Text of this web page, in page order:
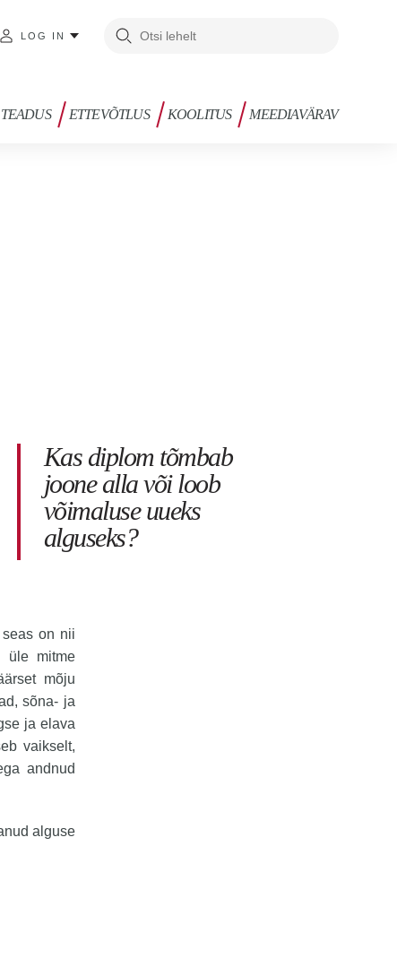
LOG IN
TEADUS ETTEVÕTLUS KOOLITUS MEEDIAVÄRAV
Kas diplom tõmbab
joone alla või loob
võimaluse uueks
alguseks?
on nii
üle mitme
mõju
sõna- ja
ja elava
vaikselt,
andnud
alguse